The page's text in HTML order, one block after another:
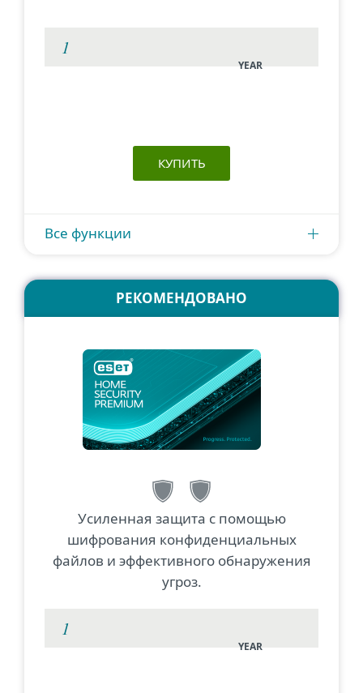
YEAR
КУПИТЬ
Все функции
РЕКОМЕНДОВАНО
Усиленная защита с помощью
шифрования конфиденциальных
файлов и эффективного обнаружения
угроз.
YEAR